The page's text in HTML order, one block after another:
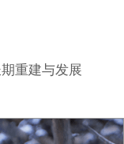
重建与发展